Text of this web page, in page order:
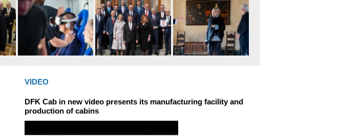
VIDEO
DFK Cab in new video presents its manufacturing facility and
production of cabins